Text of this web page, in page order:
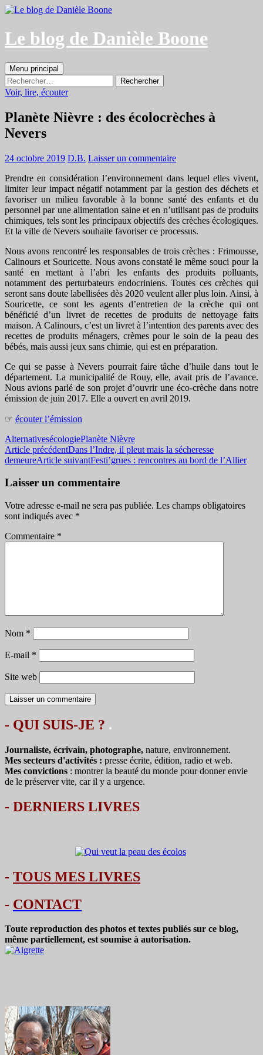
Aller
contenu
Le blog de Danièle Boone
Recherche
Menu principal
Rechercher :
Voir, lire, écouter
Planète Nièvre : des écolocrèches à
Nevers
24 octobre 2019 D.B. Laisser un commentaire
Prendre en considération l’environnement dans lequel elles vivent,
limiter leur impact négatif notamment par la gestion des déchets et
favoriser un milieu favorable à la bonne santé des enfants et du
personnel par une alimentation saine et en n’utilisant pas de produits
chimiques, tels sont les principaux objectifs des crèches écologiques.
Et la ville de Nevers souhaite favoriser ce processus.
Nous avons rencontré les responsables de trois crèches : Frimousse,
Calinours et Souricette. Nous avons constaté le même souci pour la
santé en mettant à l’abri les enfants des produits polluants,
notamment des perturbateurs endocriniens. Toutes ces crèches qui
seront sans doute labellisées dès 2020 veulent aller plus loin. Ainsi, à
Souricette, ce sont les agents d’entretien de la crèche qui ont
bénéficié d’un livret de recettes de produits de nettoyage faits
maison. A Calinours, c’est un livret à l’intention des parents avec des
recettes de produits ménagers, crèmes pour le soin de la peau des
bébés, mais aussi jeux sans chimie, qui est en préparation.
Ce qui se passe à Nevers pourrait faire tâche d’huile dans tout le
département. La municipalité de Rouy, elle, avait pris de l’avance.
Nous avions parlé de son projet d’ouvrir une éco-crèche dans notre
émission de juin 2017. Elle a ouvert en avril 2019.
☞ écouter l’émission
AlternativesécologiePlanète Nièvre
Navigation
des
articles
Article précédentDans l’Indre, il pleut mais la sécheresse
demeureArticle suivantFesti’grues : rencontres au bord de l’Allier
Laisser un commentaire
Votre adresse e-mail ne sera pas publiée. Les champs obligatoires
sont indiqués avec *
Commentaire *
Nom *
E-mail *
Site web
- QUI SUIS-JE ? .
Journaliste, écrivain, photographe, nature, environnement.
Mes secteurs d'activités : presse écrite, édition, radio et web.
Mes convictions : montrer la beauté du monde pour donner envie
de le préserver vite, car il y a urgence.
- DERNIERS LIVRES
- TOUS MES LIVRES
- CONTACT
Toute reproduction des photos et textes publiés sur ce blog,
même partiellement, est soumise à autorisation.